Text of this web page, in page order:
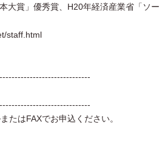
大賞」優秀賞、H20年経済産業省「ソー
staff.html
たはFAXでお申込ください。